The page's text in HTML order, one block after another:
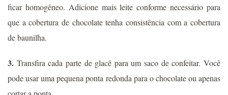
ficar homogêneo. Adicione mais leite conforme necessário para
que a cobertura de chocolate tenha consistência com a cobertura
de baunilha.
3. Transfira cada parte de glacê para um saco de confeitar. Você
pode usar uma pequena ponta redonda para o chocolate ou apenas